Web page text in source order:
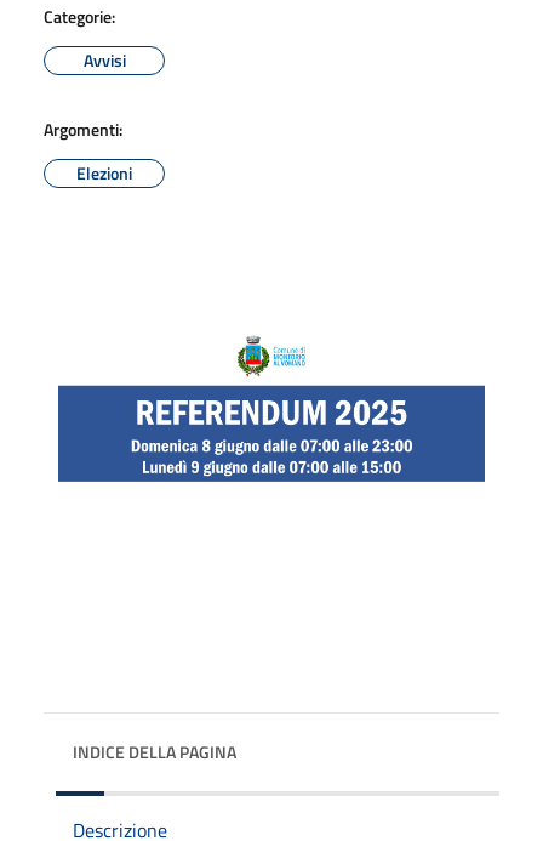
Categorie:
Avvisi
Argomenti:
Elezioni
INDICE DELLA PAGINA
Descrizione